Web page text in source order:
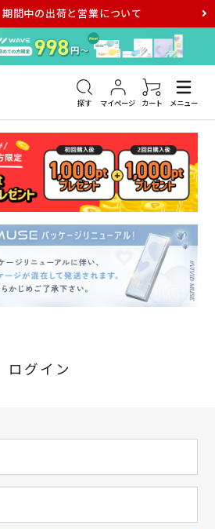
間中の出荷と営業について
探す マイページ カート メニュー
ュー メダリスト メガネ
ログイン